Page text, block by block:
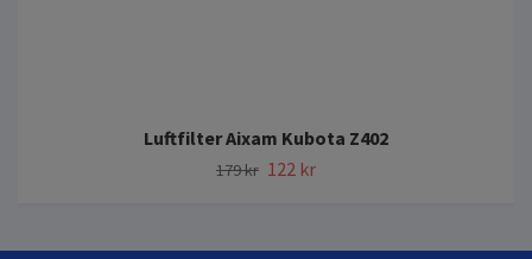
Luftfilter Aixam Kubota Z402
179 kr 122 kr